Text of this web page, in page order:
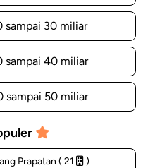
sampai 30 miliar
sampai 40 miliar
sampai 50 miliar
Prapatan ( 21 )